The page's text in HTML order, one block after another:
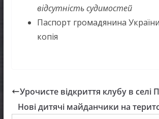
відсутність судимостей
Паспорт громадянина
копія
Урочисте відкриття клубу в селі
Нові дитячі майданчики на